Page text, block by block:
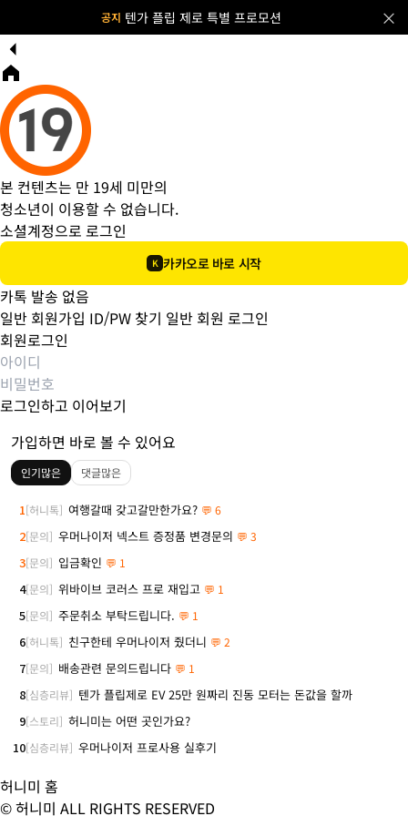
공지 텐가 플립 제로 특별 프로모션 ×
본 컨텐츠는 만 19세 미만의
청소년이 이용할 수 없습니다.
소셜계정으로 로그인
K 카카오로 바로 시작
카톡 발송 없음
일반 회원가입 ID/PW 찾기 일반 회원 로그인
회원로그인
로그인하고 이어보기
가입하면 바로 볼 수 있어요
인기많은 댓글많은
1[허니톡] 여행갈때 갖고갈만한가요? 💬 6
2[문의] 우머나이저 넥스트 증정품 변경문의 💬 3
3[문의] 입금확인 💬 1
4[문의] 위바이브 코러스 프로 재입고 💬 1
5[문의] 주문취소 부탁드립니다. 💬 1
6[허니톡] 친구한테 우머나이저 줬더니 💬 2
7[문의] 배송관련 문의드립니다 💬 1
8[심층리뷰] 텐가 플립제로 EV 25만 원짜리 진동 모터는 돈값을 할까
9[스토리] 허니미는 어떤 곳인가요?
10[심층리뷰] 우머나이저 프로사용 실후기
허니미 홈
© 허니미 ALL RIGHTS RESERVED